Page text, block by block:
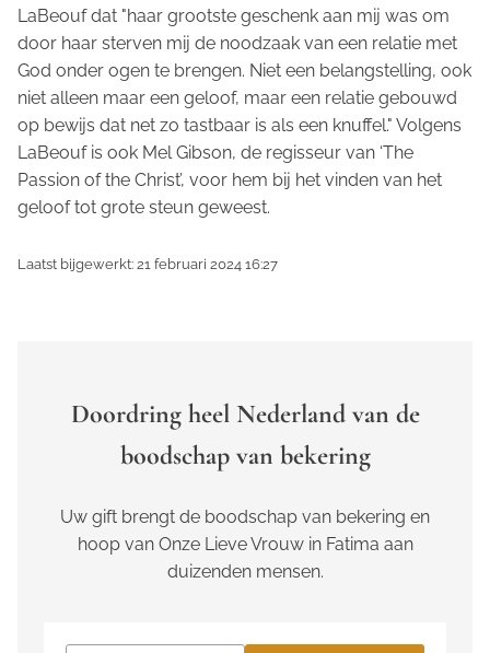
LaBeouf dat "haar grootste geschenk aan mij was om
door haar sterven mij de noodzaak van een relatie met
God onder ogen te brengen. Niet een belangstelling, ook
niet alleen maar een geloof, maar een relatie gebouwd
op bewijs dat net zo tastbaar is als een knuffel." Volgens
LaBeouf is ook Mel Gibson, de regisseur van ‘The
Passion of the Christ’, voor hem bij het vinden van het
geloof tot grote steun geweest.
Laatst bijgewerkt: 21 februari 2024 16:27
Doordring heel Nederland van de
boodschap van bekering
Uw gift brengt de boodschap van bekering en
hoop van Onze Lieve Vrouw in Fatima aan
duizenden mensen.